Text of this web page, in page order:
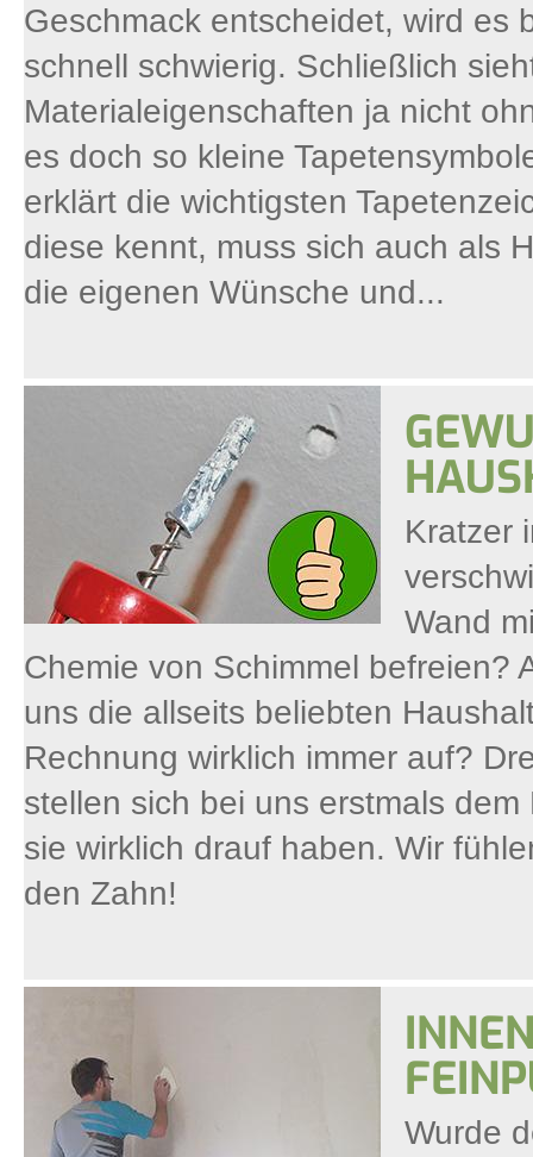
Geschmack entscheidet, wird es
schnell schwierig. Schließlich
Materialeigenschaften ja nicht
es doch so kleine
erklärt die wichtigsten
diese kennt, muss sich auch als
die eigenen Wünsche und...
Kratzer
Wand
Chemie von Schimmel befreien?
uns die allseits beliebten
Rechnung wirklich immer auf?
stellen sich bei uns erstmals
sie wirklich drauf haben. Wir
den Zahn!
Wurde